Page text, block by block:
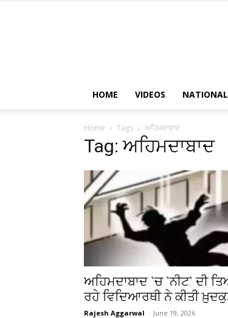
HOME VIDEOS NATIONAL
Home Tags ਅਹਿਮਦਾਬਾਦ
Tag: ਅਹਿਮਦਾਬਾਦ
ਅਹਿਮਦਾਬਾਦ `ਚ `ਨੀਟ` ਦੀ
ਰਹੇ ਵਿਦਿਆਰਥੀ ਨੇ ਕੀਤੀ
Rajesh Aggarwal - June 19, 2026